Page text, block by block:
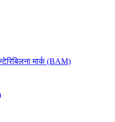
मार्क (BAM)